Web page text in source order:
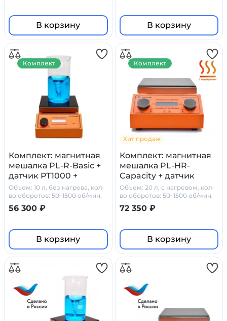
В корзину В корзину
Комплект: магнитная
мешалка PL-R-Basic +
датчик PT1000 +
штатив Primelab
Объем: 10 л, без нагрева, кол-
во оборотов: 50–1500 об/мин,
стеклокерамика
56 300 ₽
В корзину
Комплект
Хит продаж
Комплект: магнитная
мешалка PL-HR-
Capacity + датчик
PT1000 + штатив
Primelab
Объем: 20 л, с нагревом, кол-
во оборотов: 50–1500 об/мин,
стеклокерамика
72 350 ₽
В корзину
Комплект